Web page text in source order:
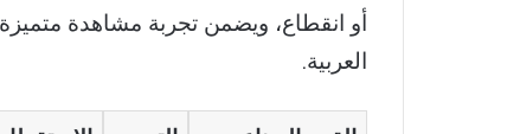
أو انقطاع، ويضمن تجربة مشاهدة
العربية.